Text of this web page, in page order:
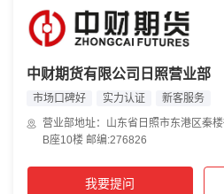
中财期货有限公司日照营业部
市场口碑好 实力认证
新客服务
营业部地址：山东省日照市东港区秦
B座10楼 邮编:276826
我要提问